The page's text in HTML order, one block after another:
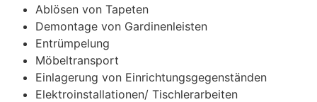
Ablösen von Tapeten
Demontage von Gardinenleisten
Entrümpelung
Möbeltransport
Einlagerung von Einrichtungsgegenständen
Elektroinstallationen/ Tischlerarbeiten